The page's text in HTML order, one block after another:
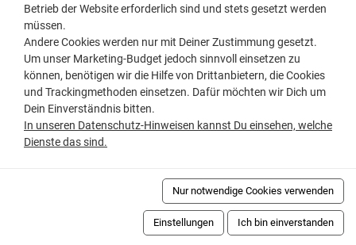
Paar
Karstenaus Rosswein Februar 2023
Lage Ausstattung
Januar 2023
Ausstattung Gesamteindruck
Betrieb der Website erforderlich sind und stets gesetzt werden
müssen.
Andere Cookies werden nur mit Deiner Zustimmung gesetzt.
Um unser Marketing-Budget jedoch sinnvoll einsetzen zu
können, benötigen wir die Hilfe von Drittanbietern, die Cookies
und Trackingmethoden einsetzen. Dafür möchten wir Dich um
Dein Einverständnis bitten.
In unseren Datenschutz-Hinweisen kannst Du einsehen, welche
Dienste das sind.
Nur notwendige Cookies verwenden
Einstellungen Ich bin einverstanden